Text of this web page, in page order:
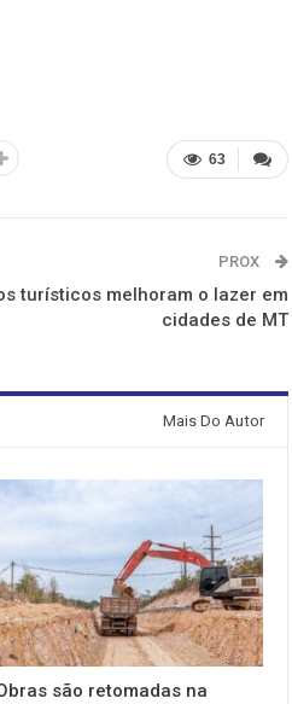
63
PROX
turísticos melhoram o lazer em
cidades de MT
Mais Do Autor
são retomadas na